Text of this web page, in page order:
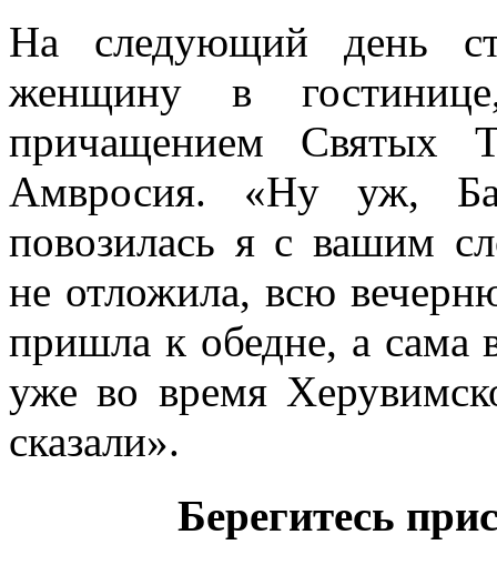
На следующий день
женщину в
причащением Святых
Амвросия. «Ну уж,
повозилась я с вашим
не отложила, всю
пришла к обедне, а сама
уже во время
сказали».
Берегитесь